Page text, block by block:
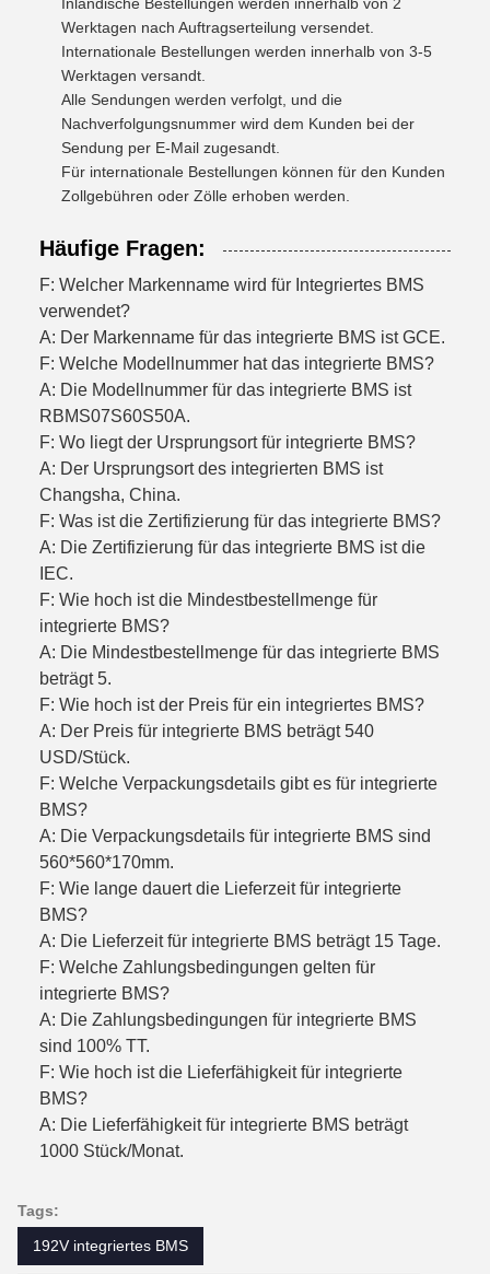
Werktagen nach Auftragserteilung versendet.
Internationale Bestellungen werden innerhalb von 3-5
Werktagen versandt.
Alle Sendungen werden verfolgt, und die
Nachverfolgungsnummer wird dem Kunden bei der
Sendung per E-Mail zugesandt.
Für internationale Bestellungen können für den Kunden
Zollgebühren oder Zölle erhoben werden.
Häufige Fragen:
F: Welcher Markenname wird für Integriertes BMS
verwendet?
A: Der Markenname für das integrierte BMS ist GCE.
F: Welche Modellnummer hat das integrierte BMS?
A: Die Modellnummer für das integrierte BMS ist
RBMS07S60S50A.
F: Wo liegt der Ursprungsort für integrierte BMS?
A: Der Ursprungsort des integrierten BMS ist
Changsha, China.
F: Was ist die Zertifizierung für das integrierte BMS?
A: Die Zertifizierung für das integrierte BMS ist die
IEC.
F: Wie hoch ist die Mindestbestellmenge für
integrierte BMS?
A: Die Mindestbestellmenge für das integrierte BMS
beträgt 5.
F: Wie hoch ist der Preis für ein integriertes BMS?
A: Der Preis für integrierte BMS beträgt 540
USD/Stück.
F: Welche Verpackungsdetails gibt es für integrierte
BMS?
A: Die Verpackungsdetails für integrierte BMS sind
560*560*170mm.
F: Wie lange dauert die Lieferzeit für integrierte
BMS?
A: Die Lieferzeit für integrierte BMS beträgt 15 Tage.
F: Welche Zahlungsbedingungen gelten für
integrierte BMS?
A: Die Zahlungsbedingungen für integrierte BMS
sind 100% TT.
F: Wie hoch ist die Lieferfähigkeit für integrierte
BMS?
A: Die Lieferfähigkeit für integrierte BMS beträgt
1000 Stück/Monat.
Tags:
192V integriertes BMS